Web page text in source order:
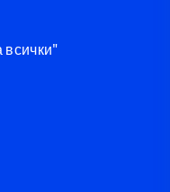
всички"